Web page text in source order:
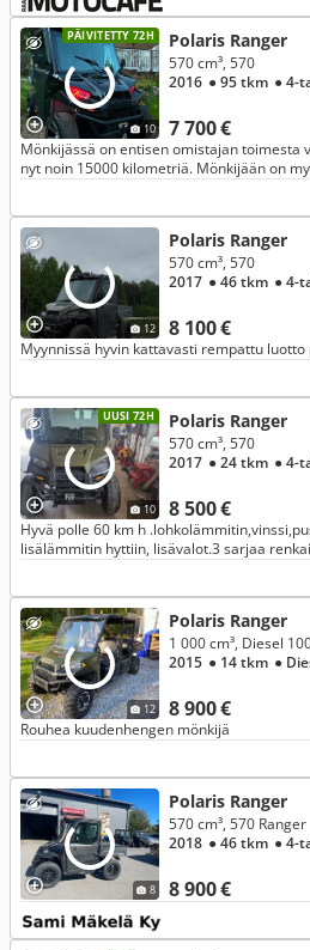
PÄIVITETTY 72H
10
Polaris Ranger
7 700 €
570 cm³, 570
2016 ● 95 tkm ● 4-
Mönkijässä on entisen omistajan
nyt noin 15000 kilometriä. Mönkijään on
12
Polaris Ranger
8 100 €
570 cm³, 570
2017 ● 46 tkm ● 4-
Myynnissä hyvin kattavasti rempattu
UUSI 72H
10
Polaris Ranger
8 500 €
570 cm³, 570
2017 ● 24 tkm ● 4-
Hyvä polle 60 km h
lisälämmitin hyttiin, lisävalot.3 sarjaa
12
Polaris Ranger
8 900 €
1 000 cm³, Diesel
2015 ● 14 tkm ●
Rouhea kuudenhengen mönkijä
8
Polaris Ranger
8 900 €
570 cm³, 570 Ranger
2018 ● 46 tkm ● 4-